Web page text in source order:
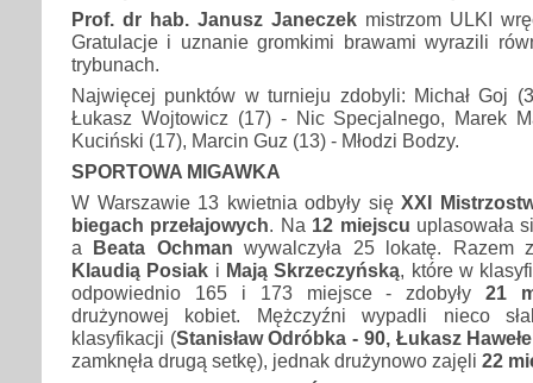
Prof. dr hab. Janusz Janeczek mistrzom ULKI
Gratulacje i uznanie gromkimi brawami wyrazili
trybunach.
Najwięcej punktów w turnieju zdobyli: Michał Goj
Łukasz Wojtowicz (17) - Nic Specjalnego, Marek
Kuciński (17), Marcin Guz (13) - Młodzi Bodzy.
SPORTOWA MIGAWKA
W Warszawie 13 kwietnia odbyły się XXI
biegach przełajowych. Na 12 miejscu uplasowała
a
Beata Ochman wywalczyła 25 lokatę. Razem
Klaudią Posiak i Mają Skrzeczyńską, które w
odpowiednio 165 i 173 miejsce - zdobyły21
drużynowej kobiet. Mężczyźni wypadli nieco
klasyfikacji (Stanisław Odróbka - 90, Łukasz
zamknęła drugą setkę), jednak drużynowo zajęli 22